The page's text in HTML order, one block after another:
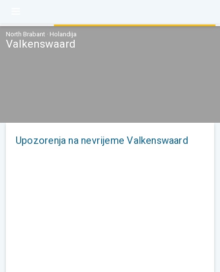
North Brabant · Holandija
Valkenswaard
Upozorenja na nevrijeme Valkenswaard